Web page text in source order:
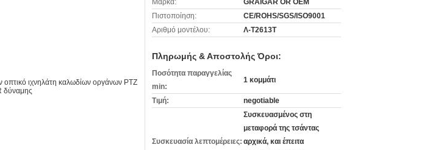
Μάρκα:
GRAIGAR OR OEM
Πιστοποίηση:
CE/ROHS/SGS/ISO9001
Αριθμό μοντέλου:
Λ-T2613T
Πληρωμής & Αποστολής Όροι:
Ποσότητα παραγγελίας
min:
1 κομμάτι
Τιμή: negotiable
Συσκευασία λεπτομέρειες:
Συσκευασμένος στη
μεταφορά της τσάντας
αρχικά, και έπειτα